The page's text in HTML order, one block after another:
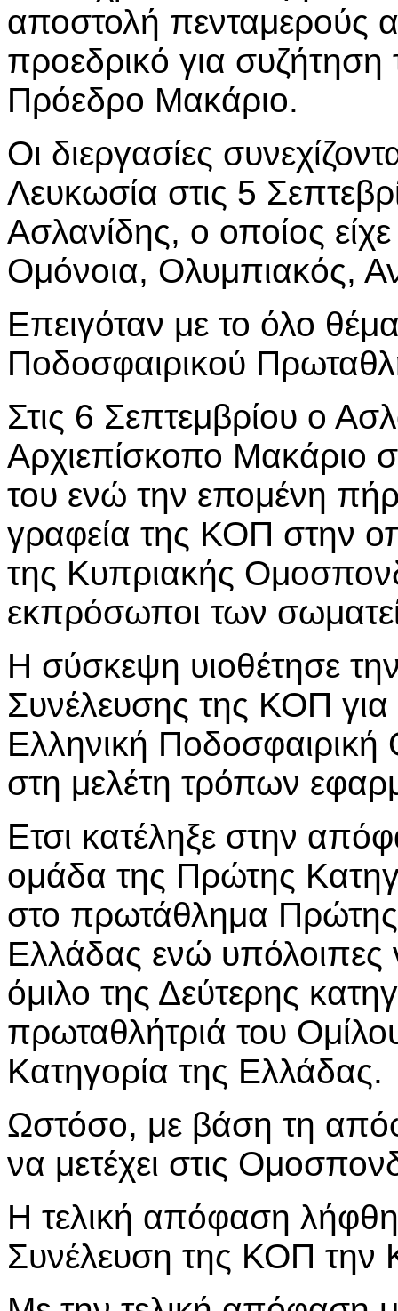
αποστολή πενταμερούς
προεδρικό για συζήτηση
Πρόεδρο Μακάριο.
Οι διεργασίες
Λευκωσία στις 5
Ασλανίδης, ο οποίος
Ομόνοια, Ολυμπιακός,
Επειγόταν με το όλο
Ποδοσφαιρικού
Στις 6 Σεπτεμβρίου ο
Αρχιεπίσκοπο Μακάριο
του ενώ την επομένη
γραφεία της ΚΟΠ στην
της Κυπριακής
εκπρόσωποι των
Η σύσκεψη υιοθέτησε
Συνέλευσης της ΚΟΠ
Ελληνική
στη μελέτη τρόπων
Ετσι κατέληξε στην
ομάδα της Πρώτης
στο πρωτάθλημα Πρώτης
Ελλάδας ενώ υπόλοιπες
όμιλο της Δεύτερης
πρωταθλήτριά του
Κατηγορία της Ελλάδας.
Ωστόσο, με βάση τη
να μετέχει στις
Η τελική απόφαση
Συνέλευση της ΚΟΠ την